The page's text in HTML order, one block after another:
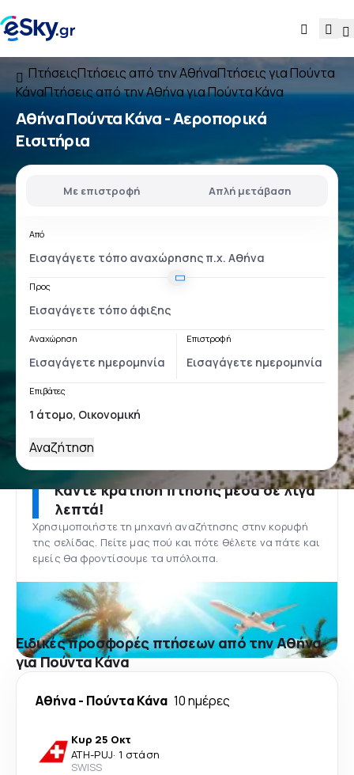
ΠτήσειςΠτήσεις από την ΑθήναΠτήσεις για Πούντα
ΚάναΠτήσεις από την Αθήνα για Πούντα Κάνα
Αθήνα Πούντα Κάνα- Αεροπορικά
Εισιτήρια
Με επιστροφή Απλή μετάβαση
Από
Προς
Αναχώρηση Επιστροφή
Επιβάτες
Αναζήτηση
Κάντε κράτηση πτήσης μέσα σε λίγα
λεπτά!
Χρησιμοποιήστε τη μηχανή αναζήτησης στην κορυφή
της σελίδας. Πείτε μας πού και πότε θέλετε να πάτε και
εμείς θα φροντίσουμε τα υπόλοιπα.
Ειδικές προσφορές πτήσεων από την Αθήνα
για Πούντα Κάνα
Αθήνα- Πούντα Κάνα 10 ημέρες
Κυρ 25 Οκτ
ATH-PUJ· 1 στάση
SWISS